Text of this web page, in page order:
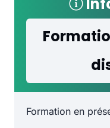
Formation en